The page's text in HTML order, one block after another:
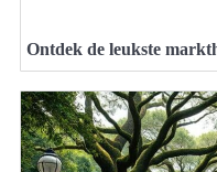
Ontdek de leukste